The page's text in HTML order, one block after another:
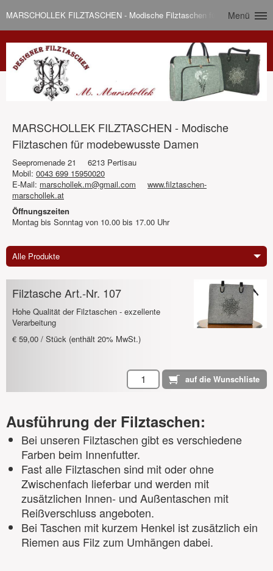
MARSCHOLLEK FILZTASCHEN - Modische Filztaschen für Menü
MARSCHOLLEK FILZTASCHEN - Modische
Filztaschen für modebewusste Damen
Seepromenade 21
6213 Pertisau
Mobil: 0043 699 15950020
E-Mail: marschollek.m@gmail.com
www.filztaschen-
marschollek.at
Öffnungszeiten
Montag bis Sonntag von 10.00 bis 17.00 Uhr
Alle Produkte
Filztasche Art.-Nr. 107
Hohe Qualität der Filztaschen - exzellente
Verarbeitung
€ 59,00 / Stück (enthält 20% MwSt.)
Ausführung der Filztaschen:
Bei unseren Filztaschen gibt es verschiedene
Farben beim Innenfutter.
Fast alle Filztaschen sind mit oder ohne
Zwischenfach lieferbar und werden mit
zusätzlichen Innen- und Außentaschen mit
Reißverschluss angeboten.
Bei Taschen mit kurzem Henkel ist zusätzlich ein
Riemen aus Filz zum Umhängen dabei.